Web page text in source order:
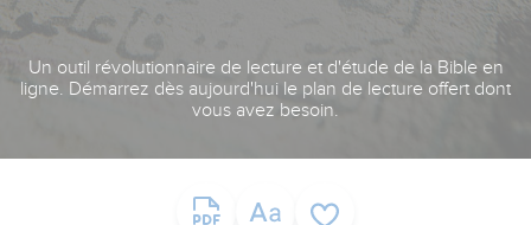
Un outil révolutionnaire de lecture et d'étude de la Bible en
ligne. Démarrez dès aujourd'hui le plan de lecture offert dont
vous avez besoin.